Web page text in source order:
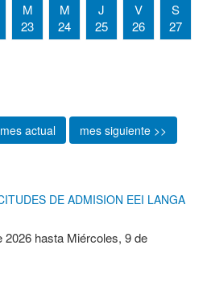
M
23
M
24
J
25
V
26
S
27
mes actual mes siguiente >>
DE ADMISION EEI LANGA
2026 hasta Miércoles, 9 de